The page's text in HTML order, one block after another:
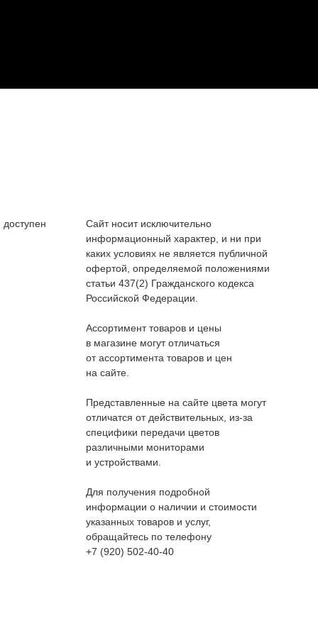
Сайт носит исключительно
информационный характер, и ни при
каких условиях не является публичной
офертой, определяемой положениями
статьи 437(2) Гражданского кодекса
Российской Федерации.
Ассортимент товаров и цены
в магазине могут отличаться
от ассортимента товаров и цен
на сайте.
Представленные на сайте цвета могут
отличатся от действительных, из-за
специфики передачи цветов
различными мониторами
и устройствами.
Для получения подробной
информации о наличии и стоимости
указанных товаров и услуг,
обращайтесь по телефону
+7 (920) 502-40-40